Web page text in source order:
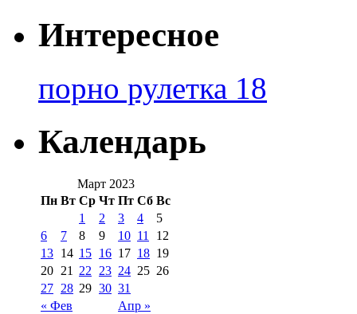
Интересное
порно рулетка 18
Календарь
Март 2023
Пн Вт Ср Чт Пт Сб Вс
« Фев Апр »
1 2 3 4
5
6
7 8 9 10 11
12
13 14 15 16 17 18 19
20 21 22 23 24 25 26
27 28 29 30 31